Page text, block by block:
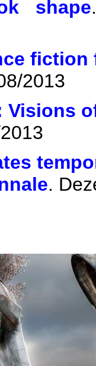
shape
fiction
2013
Visions
.